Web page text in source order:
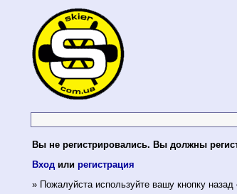
Вы не регистрировались. Вы должны
Входили регистрация
» Пожалуйста используйте вашу кнопку